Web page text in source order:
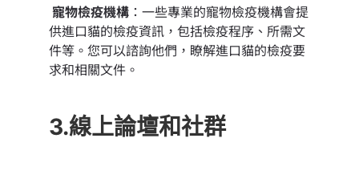
寵物檢疫機構 ：一些專業的寵物檢疫機構會提
供進口貓的檢疫資訊，包括檢疫程序、所需文
件等。您可以諮詢他們，瞭解進口貓的檢疫要
求和相關文件。
3.線上論壇和社群